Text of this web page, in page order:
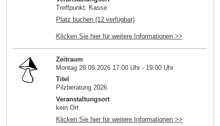
Treffpunkt: Kasse
Platz buchen (12 verfügbar)
Klicken Sie hier für weitere Informationen >>
Zeitraum
Montag 28.09.2026 17:00 Uhr - 19:00 Uhr
Titel
Pilzberatung 2026
Veranstaltungsort
kein Ort
Klicken Sie hier für weitere Informationen >>